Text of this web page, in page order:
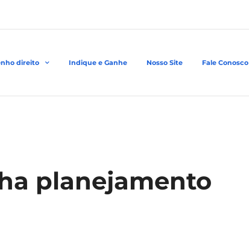
direito Indique e Ganhe Nosso Site Fale Conosco
planejamento